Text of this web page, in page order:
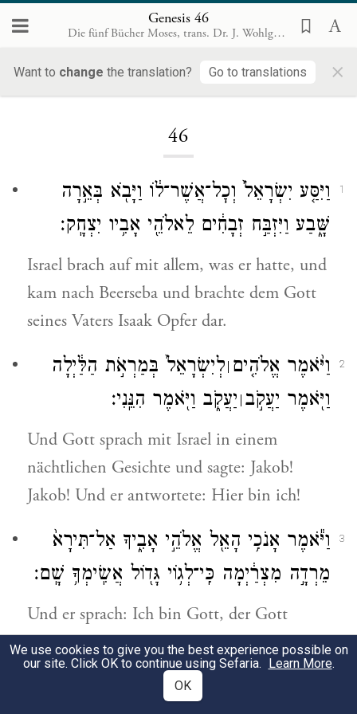
Genesis 46
Die fünf Bücher Moses, trans. Dr. J. Wohlgemuth, Rödelheim 1899 [de]
Want to change the translation? Go to translations ×
46
1
וַיִּסַּ֤ע יִשְׂרָאֵל֙ וְכׇל־אֲשֶׁר־ל֔וֹ וַיָּבֹ֖א בְּאֵ֣רָה
שָּׁ֑בַע וַיִּזְבַּ֣ח זְבָחִ֔ים לֵאלֹהֵ֖י אָבִ֥יו יִצְחָֽק׃
Israel brach auf mit allem, was er hatte, und
kam nach Beerseba und brachte dem Gott
seines Vaters Isaak Opfer dar.
2 וַיֹּ֨אמֶר אֱלֹהִ֤ים ׀לְיִשְׂרָאֵל֙ בְּמַרְאֹ֣ת הַלַּ֔יְלָה
וַיֹּ֖אמֶר יַעֲקֹ֣ב׀יַעֲקֹ֑ב וַיֹּ֖אמֶר הִנֵּֽנִי׃
Und Gott sprach mit Israel in einem
nächtlichen Gesichte und sagte: Jakob!
Jakob! Und er antwortete: Hier bin ich!
3
וַיֹּ֕אמֶר אָנֹכִ֥י הָאֵ֖ל אֱלֹהֵ֣י אָבִ֑יךָ אַל־תִּירָא֙
מֵרְדָ֣ה מִצְרַ֔יְמָה כִּֽי־לְג֥וֹי גָּד֖וֹל אֲשִֽׂימְךָ֥ שָֽׁם׃
Und er sprach: Ich bin Gott, der Gott
deines Vaters. Fürchte dich nicht, nach
Ägypten hinabzuziehen; denn ich will dich
dort zu einem großen Volke machen.
We use cookies to give you the best experience possible on
our site. Click OK to continue using Sefaria. Learn More.
OK